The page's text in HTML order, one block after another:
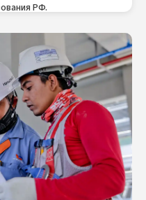
РФ.
«Инженер» с
в ФРДО